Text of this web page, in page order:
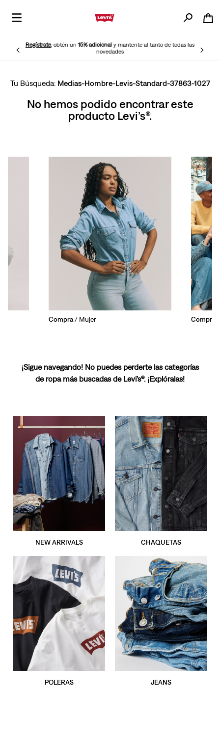
Regístrate, obtén un15% adicionaly mantente al tanto de todas las
novedades
Medias-Hombre-Levis-Standard-37863-1027
No hemos podido encontrar este
producto Levi’s®.
Compra/ Mujer Compra
¡Sigue navegando! No puedes perderte las categorías
de ropa más buscadas de Levi’s®. ¡Explóralas!
NEW ARRIVALS CHAQUETAS
POLERAS JEANS